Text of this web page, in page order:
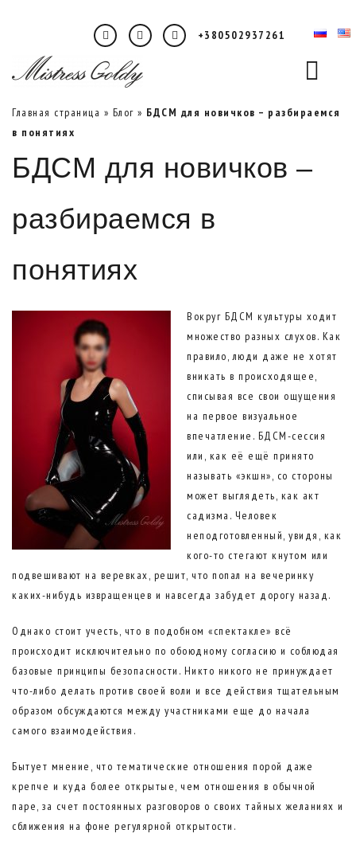
+380502937261
Главная страница » Блог » БДСМ для новичков – разбираемся
в понятиях
БДСМ для новичков –
разбираемся в
понятиях
Вокруг БДСМ культуры ходит
множество разных слухов. Как
правило, люди даже не хотят
вникать в происходящее,
списывая все свои ощущения
на первое визуальное
впечатление. БДСМ-сессия
или, как её ещё принято
называть «экшн», со стороны
может выглядеть, как акт
садизма. Человек
неподготовленный, увидя, как
кого-то стегают кнутом или
подвешивают на веревках, решит, что попал на вечеринку
каких-нибудь извращенцев и навсегда забудет дорогу назад.
Однако стоит учесть, что в подобном «спектакле» всё
происходит исключительно по обоюдному согласию и соблюдая
базовые принципы безопасности. Никто никого не принуждает
что-либо делать против своей воли и все действия тщательным
образом обсуждаются между участниками еще до начала
самого взаимодействия.
Бытует мнение, что тематические отношения порой даже
крепче и куда более открытые, чем отношения в обычной
паре, за счет постоянных разговоров о своих тайных желаниях и
сближения на фоне регулярной открытости.